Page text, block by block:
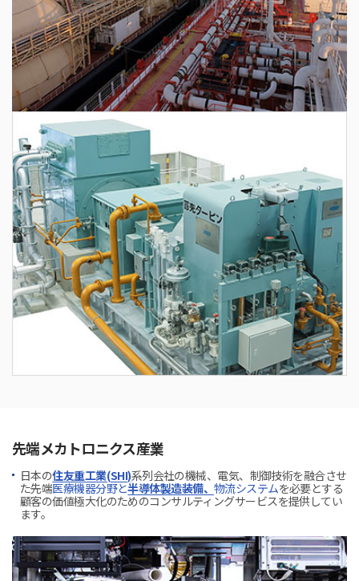
先端メカトロニクス産業
日本の住友重工業(SHI)系列会社の機械、電気、制御技術を融合させ
た先端医療機器分野と半導体製造装備、 物流システムを必要とする
顧客の価値極大化のためのコンサルティングサービスを提供してい
ます。